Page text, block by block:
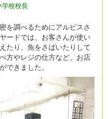
学校校長
を調べるためにアルビスさ
ードでは、お客さんが使い
たり、魚をさばいたりして
方やレジの仕方など、お店
できました。